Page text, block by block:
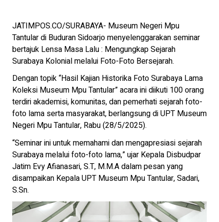
JATIMPOS.CO/SURABAYA- Museum Negeri Mpu
Tantular di Buduran Sidoarjo menyelenggarakan seminar
bertajuk Lensa Masa Lalu : Mengungkap Sejarah
Surabaya Kolonial melalui Foto-Foto Bersejarah.
Dengan topik “Hasil Kajian Historika Foto Surabaya Lama
Koleksi Museum Mpu Tantular” acara ini diikuti 100 orang
terdiri akademisi, komunitas, dan pemerhati sejarah foto-
foto lama serta masyarakat, berlangsung di UPT Museum
Negeri Mpu Tantular, Rabu (28/5/2025).
“Seminar ini untuk memahami dan mengapresiasi sejarah
Surabaya melalui foto-foto lama,” ujar Kepala Disbudpar
Jatim Evy Afianasari, S.T, M.M.A dalam pesan yang
disampaikan Kepala UPT Museum Mpu Tantular, Sadari,
S.Sn.